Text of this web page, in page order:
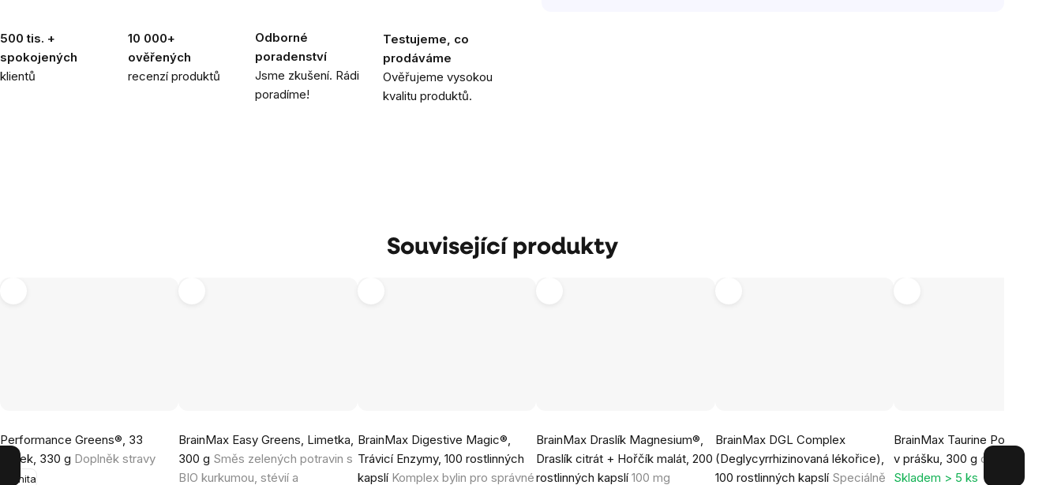
500 tis. +
spokojených
klientů
10 000+
ověřených
recenzí produktů
Odborné
poradenství
Jsme zkušení. Rádi
poradíme!
Testujeme, co
prodáváme
Ověřujeme vysokou
kvalitu produktů.
Související produkty
Performance Greens®, 33
dávek, 330 g Doplněk stravy
Imunita
hodnocení
produktu
BrainMax Easy Greens, Limetka,
300 g Směs zelených potravin s
BIO kurkumou, stévií a
hodnocení
produktu
BrainMax Digestive Magic®,
Trávicí Enzymy, 100 rostlinných
kapslí Komplex bylin pro správné
hodnocení
produktu
BrainMax Draslík Magnesium®,
Draslík citrát + Hořčík malát, 200
rostlinných kapslí100 mg
hodnocení
produktu
BrainMax DGL Complex
(Deglycyrrhizinovaná lékořice),
100 rostlinných kapslí Speciálně
hodnocení
produktu
BrainMax Taurine Powder,
v prášku, 300 g doplněk stravy
Skladem > 5 ks